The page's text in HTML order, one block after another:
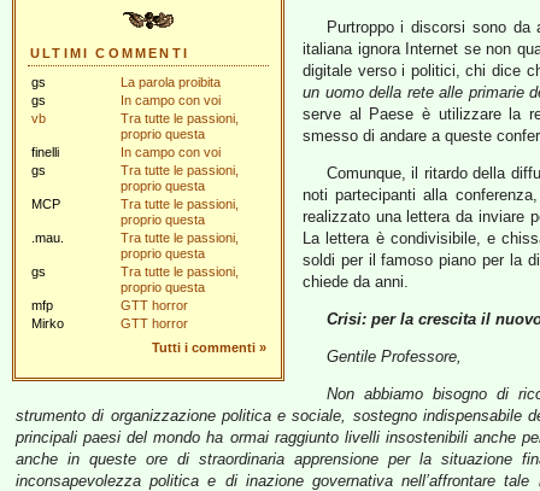
ULTIMI COMMENTI
gs
La parola proibita
gs
In campo con voi
vb
Tra tutte le passioni,
proprio questa
finelli
In campo con voi
gs
Tra tutte le passioni,
proprio questa
MCP
Tra tutte le passioni,
proprio questa
.mau.
Tra tutte le passioni,
proprio questa
gs
Tra tutte le passioni,
proprio questa
mfp
GTT horror
Mirko
GTT horror
Tutti i commenti »
Purtroppo i discorsi sono
italiana ignora Internet se non
digitale verso i politici, chi dice
un uomo della rete alle primarie
serve al Paese è utilizzare la
smesso di andare a queste
Comunque, il ritardo della
noti partecipanti alla
realizzato una lettera da inviare
La lettera è condivisibile, e
soldi per il famoso piano per la
chiede da anni.
Crisi: per la crescita il
Gentile Professore,
Non abbiamo bisogno di
strumento di organizzazione politica e sociale, sostegno indispensabile
principali paesi del mondo ha ormai raggiunto livelli insostenibili anche
anche in queste ore di straordinaria apprensione per la situazione
inconsapevolezza politica e di inazione governativa nell’affrontare